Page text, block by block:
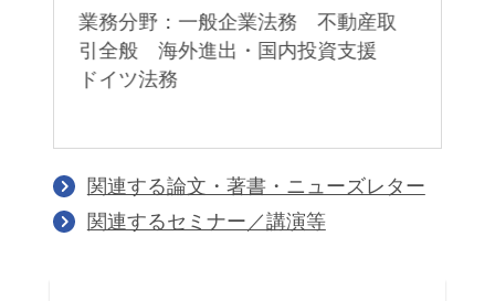
業務分野：一般企業法務 不動産取
引全般 海外進出・国内投資支援
ドイツ法務
関連する論文・著書・ニューズレター
関連するセミナー／講演等